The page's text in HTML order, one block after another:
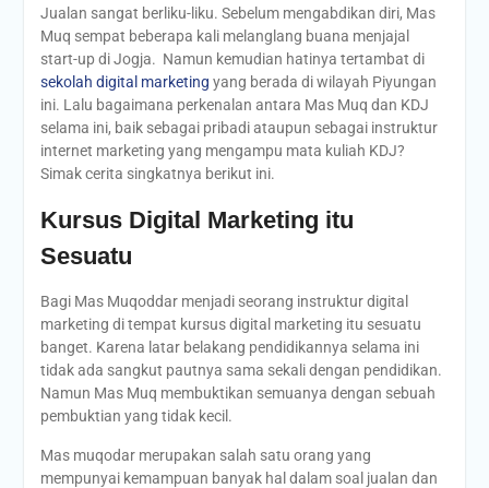
Jualan sangat berliku-liku. Sebelum mengabdikan diri, Mas
Muq sempat beberapa kali melanglang buana menjajal
start-up di Jogja. Namun kemudian hatinya tertambat di
sekolah digital marketing yang berada di wilayah Piyungan
ini. Lalu bagaimana perkenalan antara Mas Muq dan KDJ
selama ini, baik sebagai pribadi ataupun sebagai instruktur
internet marketing yang mengampu mata kuliah KDJ?
Simak cerita singkatnya berikut ini.
Kursus Digital Marketing itu
Sesuatu
Bagi Mas Muqoddar menjadi seorang instruktur digital
marketing di tempat kursus digital marketing itu sesuatu
banget. Karena latar belakang pendidikannya selama ini
tidak ada sangkut pautnya sama sekali dengan pendidikan.
Namun Mas Muq membuktikan semuanya dengan sebuah
pembuktian yang tidak kecil.
Mas muqodar merupakan salah satu orang yang
mempunyai kemampuan banyak hal dalam soal jualan dan